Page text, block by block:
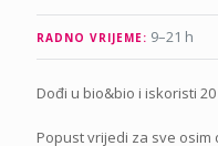
RADNO VRIJEME: 9–21 h
Dođi u bio&bio i iskoristi
Popust vrijedi za sve